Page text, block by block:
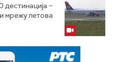
–
мрежу летова